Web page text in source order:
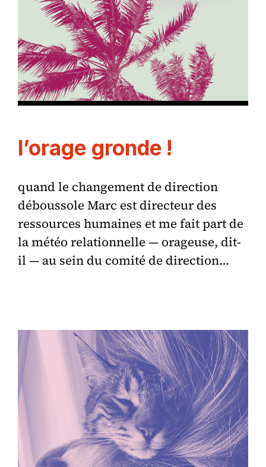
l’orage gronde !
quand le changement de direction
déboussole Marc est directeur des
ressources humaines et me fait part de
la météo relationnelle — orageuse, dit-
il — au sein du comité de direction…